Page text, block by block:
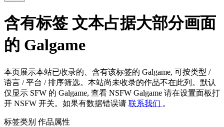
含有标签 文本占据大部分画面
的 Galgame
本页展示本站已收录的、含有该标签的 Galgame, 可按类型 /
语言 / 平台 / 排序筛选。本站尚未收录的作品不在此列。默认
仅显示 SFW 的 Galgame, 查看 NSFW Galgame 请在设置面板打
开 NSFW 开关。如果有数据错误请 联系我们 。
标签类别 作品属性